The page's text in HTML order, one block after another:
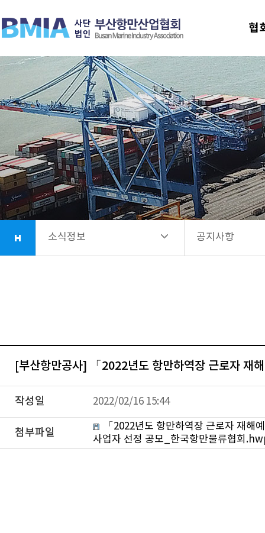
협
소식정보
업무소개
항만시설소개
회원사안내
소식정보
공지사항
[부산항만공사] 「2022년도 항만하역장 근로자 재
작성일 2022/02/16 15:44
첨부파일
「2022년도 항만하역장 근로자 재
사업자 선정 공모_한국항만물류협회